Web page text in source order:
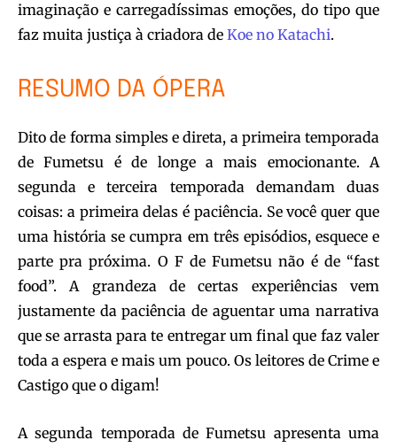
imaginação e carregadíssimas emoções, do tipo que
faz muita justiça à criadora de Koe no Katachi.
RESUMO DA ÓPERA
Dito de forma simples e direta, a primeira temporada
de Fumetsu é de longe a mais emocionante. A
segunda e terceira temporada demandam duas
coisas: a primeira delas é paciência. Se você quer que
uma história se cumpra em três episódios, esquece e
parte pra próxima. O F de Fumetsu não é de “fast
food”. A grandeza de certas experiências vem
justamente da paciência de aguentar uma narrativa
que se arrasta para te entregar um final que faz valer
toda a espera e mais um pouco. Os leitores de Crime e
Castigo que o digam!
A segunda temporada de Fumetsu apresenta uma